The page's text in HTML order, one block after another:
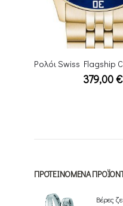
379,00€
ΠΡΟΤΕΙΝΌΜΕΝΑ